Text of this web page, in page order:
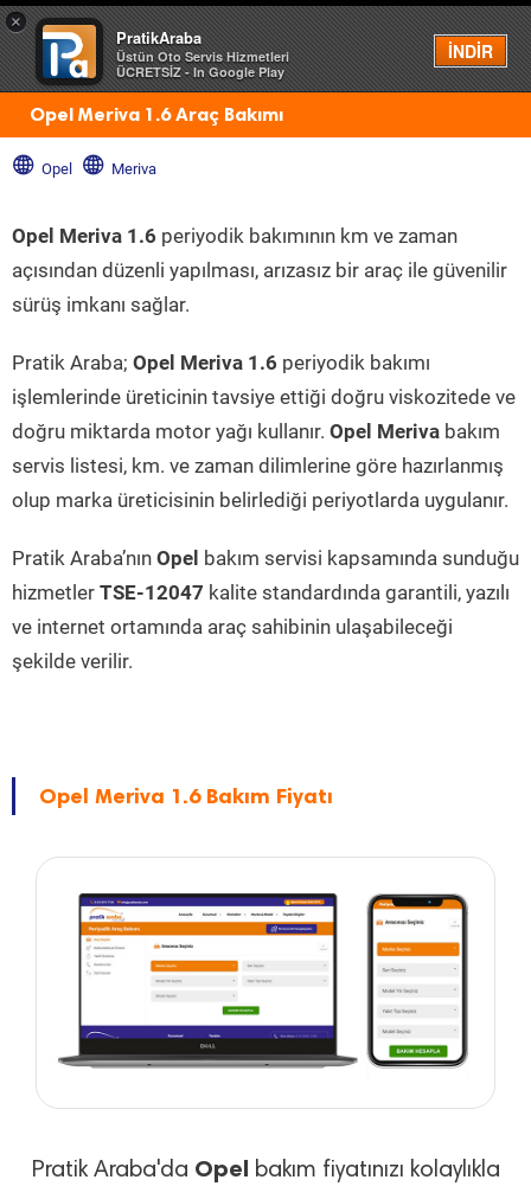
×
PratikAraba
Üstün Oto Servis Hizmetleri
ÜCRETSİZ - In Google Play
İNDİR
Menü
Opel Meriva 1.6 Araç Bakımı
Opel Meriva
Opel Meriva 1.6 periyodik bakımının km ve zaman
açısından düzenli yapılması, arızasız bir araç ile güvenilir
sürüş imkanı sağlar.
Pratik Araba; Opel Meriva 1.6 periyodik bakımı
işlemlerinde üreticinin tavsiye ettiği doğru viskozitede ve
doğru miktarda motor yağı kullanır. Opel Meriva bakım
servis listesi, km. ve zaman dilimlerine göre hazırlanmış
olup marka üreticisinin belirlediği periyotlarda uygulanır.
Pratik Araba’nın Opel bakım servisi kapsamında sunduğu
hizmetler TSE-12047 kalite standardında garantili, yazılı
ve internet ortamında araç sahibinin ulaşabileceği
şekilde verilir.
Opel Meriva 1.6 Bakım Fiyatı
Pratik Araba'da Opel bakım fiyatınızı kolaylıkla